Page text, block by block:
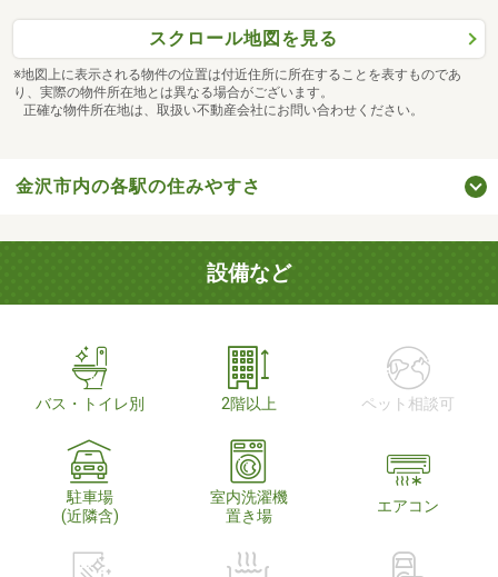
スクロール地図を見る
※地図上に表示される物件の位置は付近住所に所在することを表すものであ
り、実際の物件所在地とは異なる場合がございます。
正確な物件所在地は、取扱い不動産会社にお問い合わせください。
金沢市内の各駅の住みやすさ
設備など
バス・トイレ別 2階以上 ペット相談可
駐車場
(近隣含)
室内洗濯機
置き場
エアコン